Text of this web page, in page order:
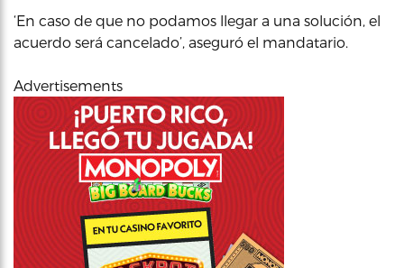
‘En caso de que no podamos llegar a una solución, el
acuerdo será cancelado’, aseguró el mandatario.
Advertisements